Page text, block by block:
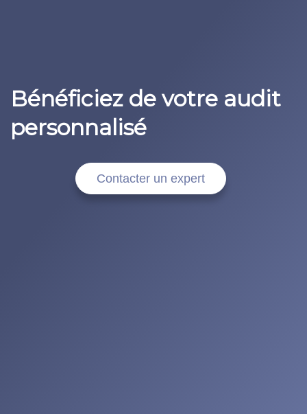
Bénéficiez de votre audit
personnalisé
Contacter un expert